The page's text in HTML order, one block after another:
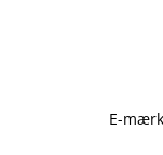
E-